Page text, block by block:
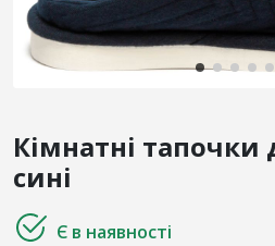
Кімнатні тапочки
сині
Є в наявності